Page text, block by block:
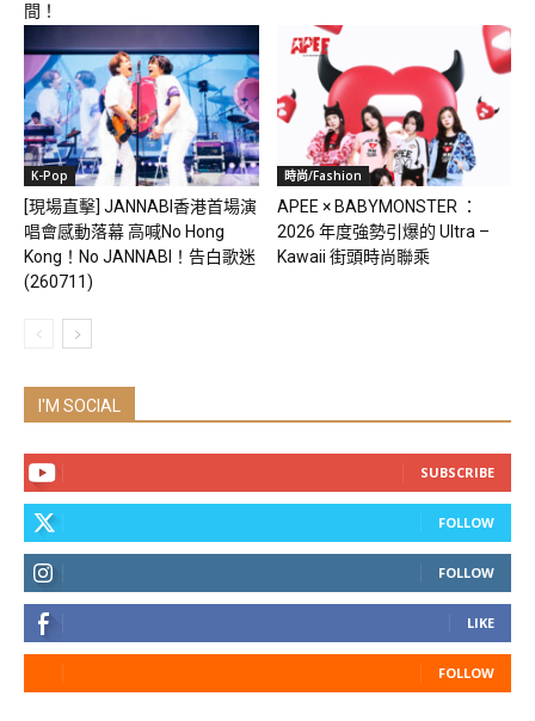
間！
K-Pop
[現場直擊] JANNABI香港首場演
唱會感動落幕 高喊No Hong
Kong！No JANNABI！告白歌迷
(260711)
時尚/Fashion
APEE × BABYMONSTER ：
2026 年度強勢引爆的 Ultra –
Kawaii 街頭時尚聯乘
I'M SOCIAL
SUBSCRIBE
FOLLOW
FOLLOW
LIKE
FOLLOW